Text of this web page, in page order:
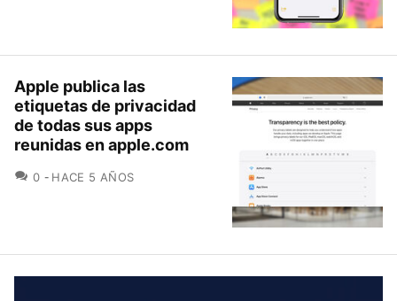
Apple publica las
etiquetas de privacidad
de todas sus apps
reunidas en apple.com
0 COMENTARIOS
HACE 5 AÑOS